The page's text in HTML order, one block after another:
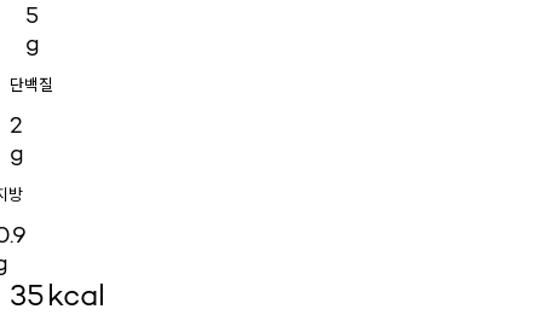
5
g
단백질
2
g
방
35kcal